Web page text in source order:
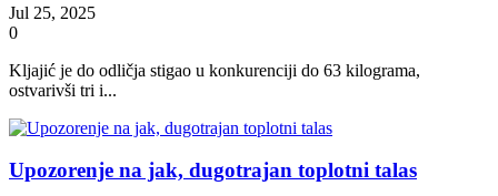
Jul 25, 2025
0
Kljajić je do odličja stigao u konkurenciji do 63 kilograma,
ostvarivši tri i...
Upozorenje na jak, dugotrajan toplotni talas